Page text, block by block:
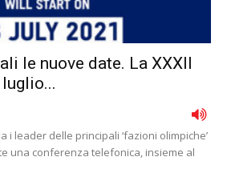
le nuove date. La XXXII
i leader delle principali ‘fazioni olimpiche’
una conferenza telefonica, insieme al